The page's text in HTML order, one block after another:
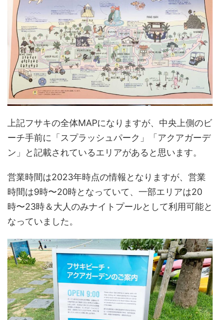
上記フサキの全体MAPになりますが、中央上側のビ
ーチ手前に「スプラッシュパーク」「アクアガーデ
ン」と記載されているエリアがあると思います。
営業時間は2023年時点の情報となりますが、営業
時間は9時〜20時となっていて、一部エリアは20
時〜23時＆大人のみナイトプールとして利用可能と
なっていました。